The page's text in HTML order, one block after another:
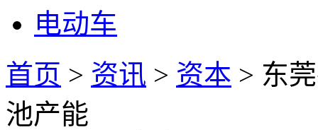
电动车
首页 > 资讯 > 资本 > 东
池产能